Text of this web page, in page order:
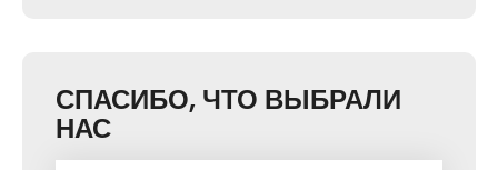
СПАСИБО, ЧТО ВЫБРАЛИ
НАС